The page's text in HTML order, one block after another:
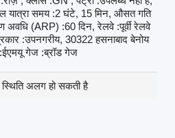
यात्रा समय :2 घंटे, 15 मिन, औसत गति
अवधि (ARP) :60 दिन, रेलवे :पूर्वी रेलवे
:उपनगरीय, 30322 हसनाबाद बेनोय
गेज :ब्रॉड गेज
स्थिति अलग हो सकती है